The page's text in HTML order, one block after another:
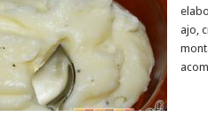
ajo,